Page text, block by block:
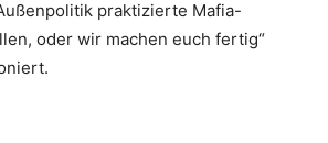
praktizierte Mafia-
oder wir machen euch fertig“